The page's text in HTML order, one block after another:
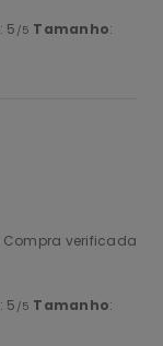
: 5 /5 Tamanho:
Compra verificada
: 5 /5 Tamanho: